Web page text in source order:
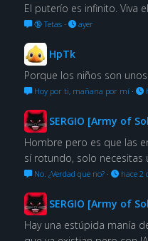
El puterío es infinito. Viva
🔞 Tetas· ayer
HpTk
Porque los niños son
Hoy por ti, mañana por mí·
SERGIO [Army of
Hombre pero es que las
sí rotundo, solo necesitas
No. ¿Verdad que no?· hace 2
SERGIO [Army of
Hay una estúpida manía